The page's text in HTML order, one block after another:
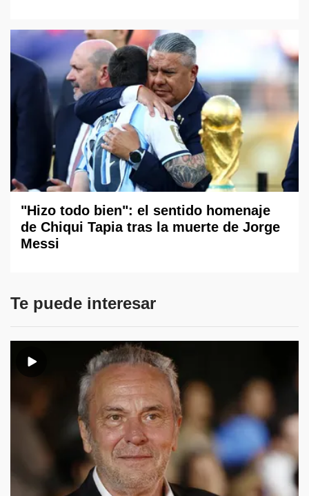
"Hizo todo bien": el sentido homenaje
de Chiqui Tapia tras la muerte de Jorge
Messi
Te puede interesar